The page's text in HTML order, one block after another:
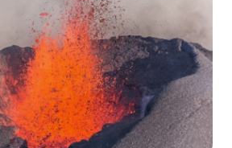
SEX A VZTAHY
PORADNA